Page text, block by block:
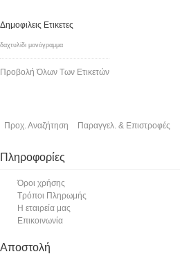
Δημοφιλεις Ετικετες
δαχτυλίδι μονόγραμμα
Προβολή Όλων Των Ετικετών
Προχ. Αναζήτηση Παραγγελ. & Επιστροφές
Πληροφορίες
Όροι χρήσης
Τρόποι Πληρωμής
Η εταιρεία μας
Επικοινωνία
Αποστολή